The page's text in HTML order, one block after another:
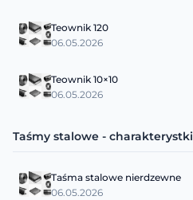
Teownik 120
06.05.2026
Teownik 10×10
06.05.2026
Taśmy stalowe -
Taśma stalowe nierdzewne
06.05.2026